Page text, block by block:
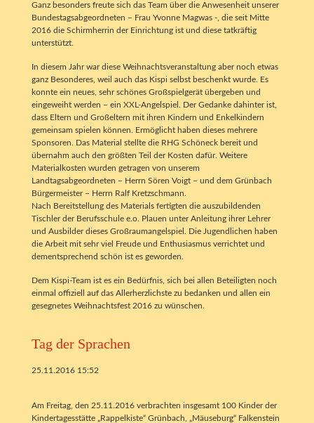
Ganz besonders freute sich das Team über die Anwesenheit unserer
Bundestagsabgeordneten – Frau Yvonne Magwas -, die seit Mitte
2016 die Schirmherrin der Einrichtung ist und diese tatkräftig
unterstützt.
In diesem Jahr war diese Weihnachtsveranstaltung aber noch etwas
ganz Besonderes, weil auch das Kispi selbst beschenkt wurde. Es
konnte ein neues, sehr schönes Großspielgerät übergeben und
eingeweiht werden – ein XXL-Angelspiel. Der Gedanke dahinter ist,
dass Eltern und Großeltern mit ihren Kindern und Enkelkindern
gemeinsam spielen können. Ermöglicht haben dieses mehrere
Sponsoren. Das Material stellte die RHG Schöneck bereit und
übernahm auch den größten Teil der Kosten dafür. Weitere
Materialkosten wurden getragen von unserem
Landtagsabgeordneten – Herrn Sören Voigt – und dem Grünbach
Bürgermeister – Herrn Ralf Kretzschmann.
Nach Bereitstellung des Materials fertigten die auszubildenden
Tischler der Berufsschule e.o. Plauen unter Anleitung ihrer Lehrer
und Ausbilder dieses Großraumangelspiel. Die Jugendlichen haben
die Arbeit mit sehr viel Freude und Enthusiasmus verrichtet und
dementsprechend schön ist es geworden.
Dem Kispi-Team ist es ein Bedürfnis, sich bei allen Beteiligten noch
einmal offiziell auf das Allerherzlichste zu bedanken und allen ein
gesegnetes Weihnachtsfest 2016 zu wünschen.
Tag der Sprachen
25.11.2016 15:52
Am Freitag, den 25.11.2016 verbrachten insgesamt 100 Kinder der
Kindertagesstätte „Rappelkiste“ Grünbach, „Mäuseburg“ Falkenstein